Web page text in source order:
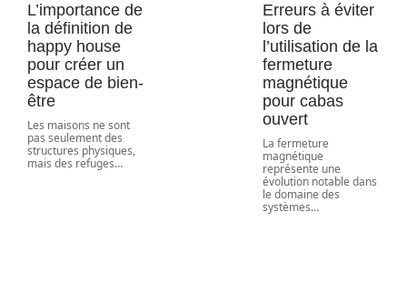
L’importance de
la définition de
happy house
pour créer un
espace de bien-
être
Les maisons ne sont
pas seulement des
structures physiques,
mais des refuges…
Erreurs à éviter
lors de
l’utilisation de la
fermeture
magnétique
pour cabas
ouvert
La fermeture
magnétique
représente une
évolution notable dans
le domaine des
systèmes…